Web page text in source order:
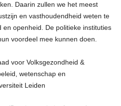
Daarin zullen we het meest
en vasthoudendheid weten te
en openheid. De politieke instituties
voordeel mee kunnen doen.
voor Volksgezondheid &
wetenschap en
Leiden